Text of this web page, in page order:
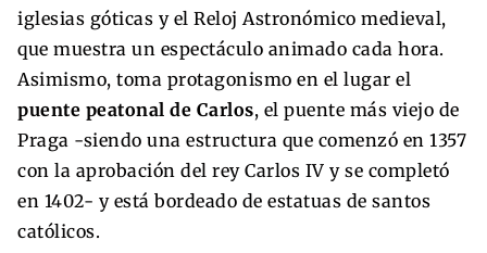
iglesias góticas y el Reloj Astronómico medieval,
que muestra un espectáculo animado cada hora.
Asimismo, toma protagonismo en el lugar el
puente peatonal de Carlos, el puente más viejo de
Praga -siendo una estructura que comenzó en 1357
con la aprobación del rey Carlos IV y se completó
en 1402- y está bordeado de estatuas de santos
católicos.